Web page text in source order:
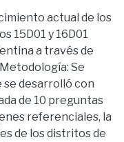
actual de los
15D01 y 16D01
a través de
Se
se desarrolló con
de 10 preguntas
referenciales, la
de los distritos de